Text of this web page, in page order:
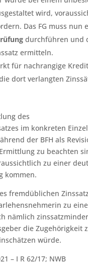
wird,
Das FG muss nun
durchführen und
ermitteln.
für nachrangige
dort verlangten
des
im konkreten
der BFH als
zu beachten
zu einer
kommen.
fremdüblichen
zu
nämlich
die Zugehörigkeit
würde.
– I R 62/17; NWB